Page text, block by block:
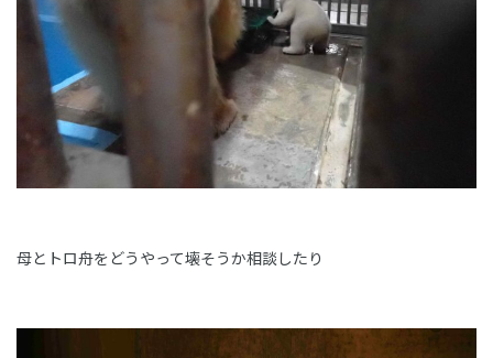
母とトロ舟をどうやって壊そうか相談したり